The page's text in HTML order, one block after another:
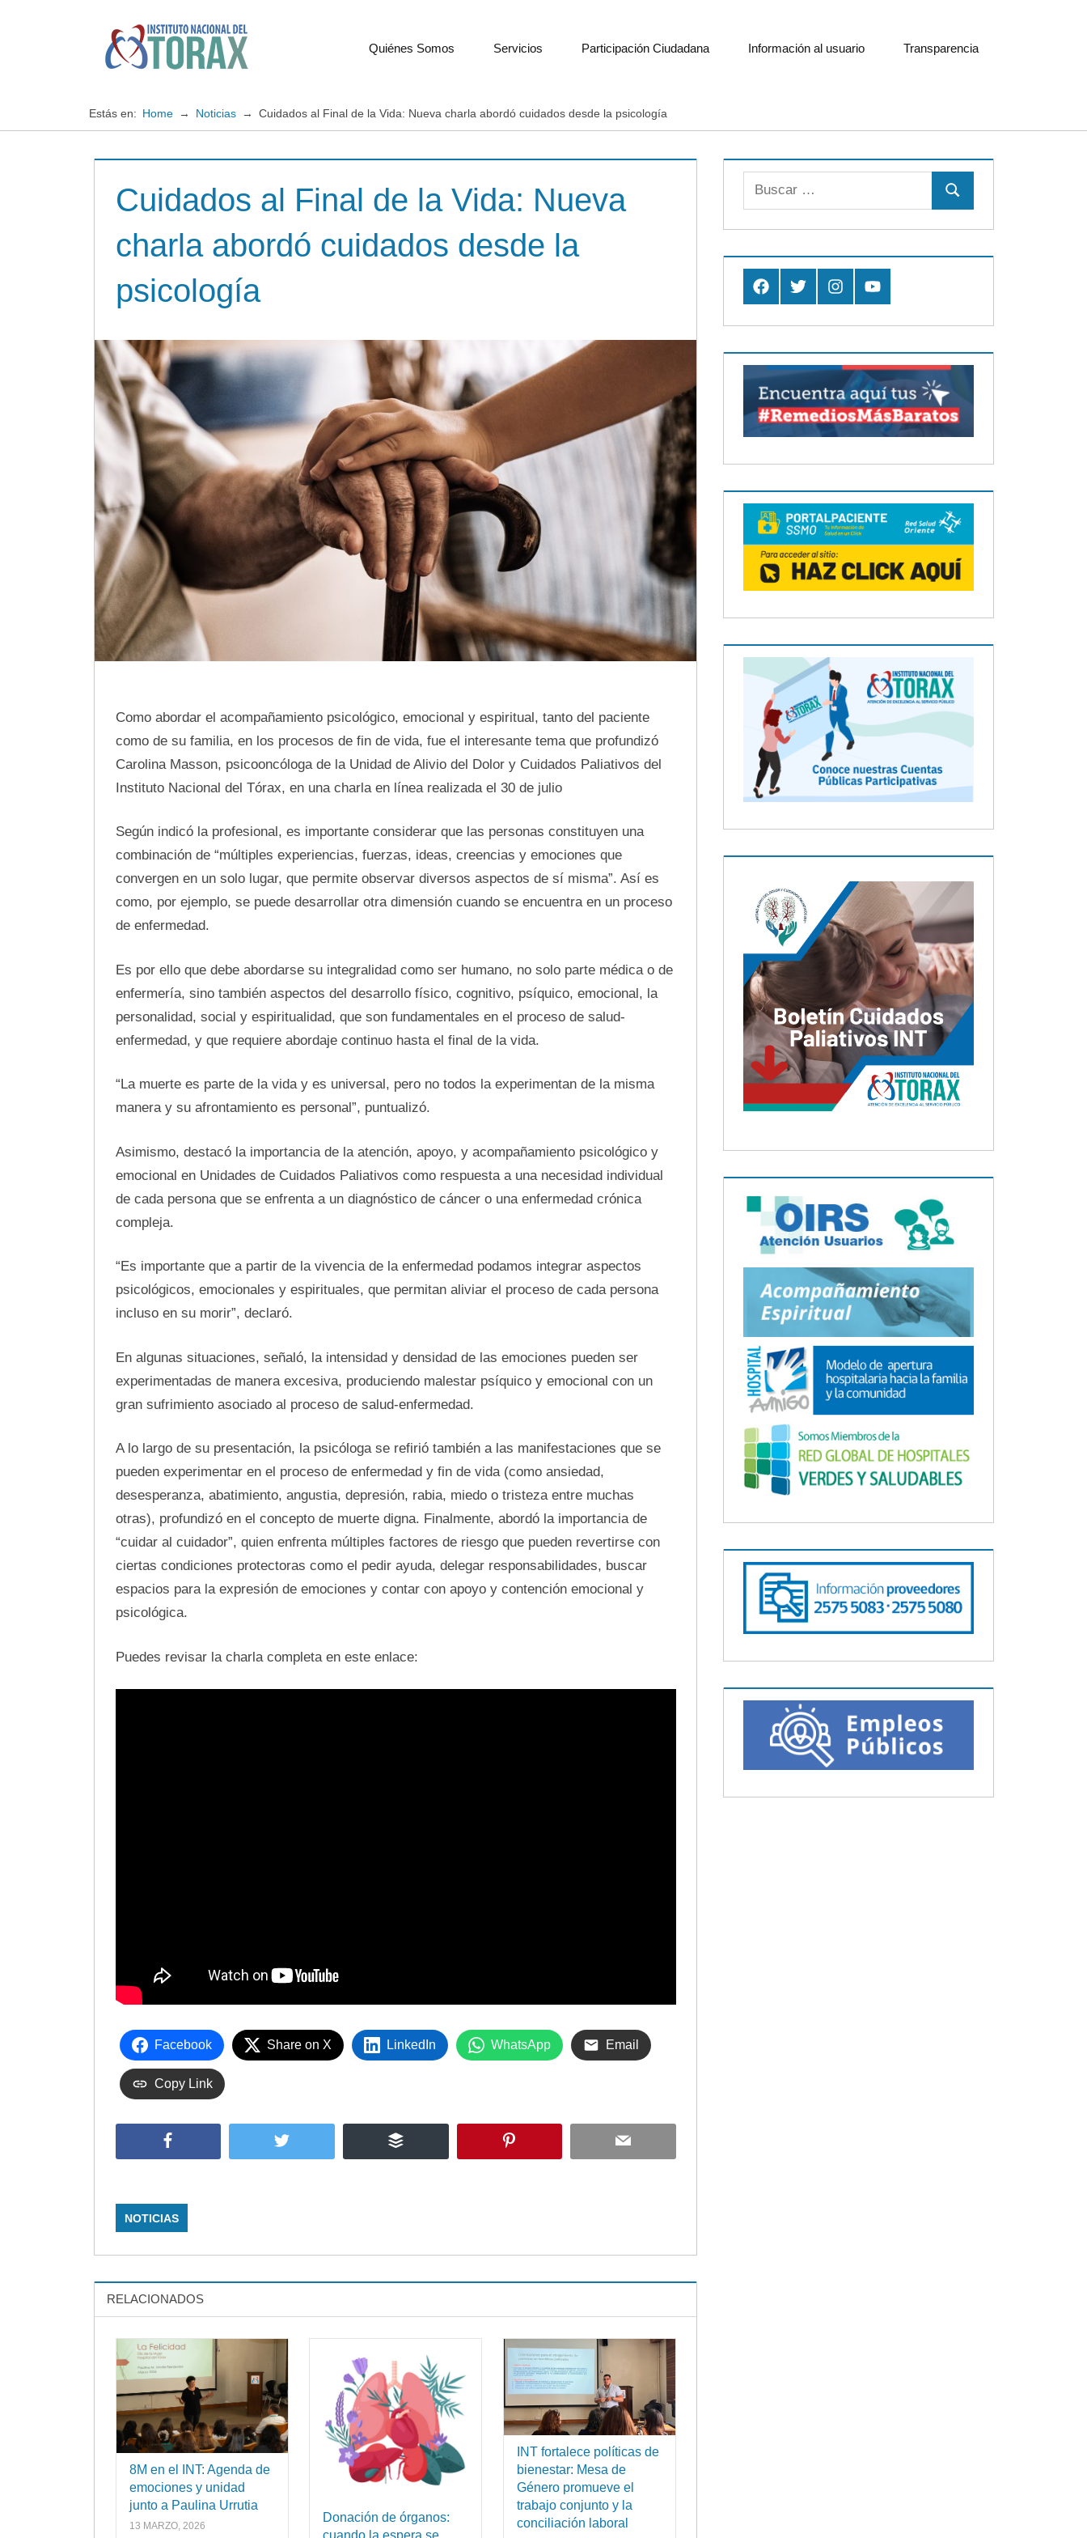
Instituto
Nacional
del
TORAX
Especialistas
cardiopulmonares
Quiénes Somos Servicios Participación Ciudadana Información al usuario Transparencia
Estás en: Home Noticias Cuidados al Final de la Vida: Nueva charla abordó cuidados desde la psicología
Cuidados al Final de la Vida: Nueva
charla abordó cuidados desde la
psicología
Como abordar el acompañamiento psicológico, emocional y espiritual, tanto del paciente
como de su familia, en los procesos de fin de vida, fue el interesante tema que profundizó
Carolina Masson, psicooncóloga de la Unidad de Alivio del Dolor y Cuidados Paliativos del
Instituto Nacional del Tórax, en una charla en línea realizada el 30 de julio
Según indicó la profesional, es importante considerar que las personas constituyen una
combinación de “múltiples experiencias, fuerzas, ideas, creencias y emociones que
convergen en un solo lugar, que permite observar diversos aspectos de sí misma”. Así es
como, por ejemplo, se puede desarrollar otra dimensión cuando se encuentra en un proceso
de enfermedad.
Es por ello que debe abordarse su integralidad como ser humano, no solo parte médica o de
enfermería, sino también aspectos del desarrollo físico, cognitivo, psíquico, emocional, la
personalidad, social y espiritualidad, que son fundamentales en el proceso de salud-
enfermedad, y que requiere abordaje continuo hasta el final de la vida.
“La muerte es parte de la vida y es universal, pero no todos la experimentan de la misma
manera y su afrontamiento es personal”, puntualizó.
Asimismo, destacó la importancia de la atención, apoyo, y acompañamiento psicológico y
emocional en Unidades de Cuidados Paliativos como respuesta a una necesidad individual
de cada persona que se enfrenta a un diagnóstico de cáncer o una enfermedad crónica
compleja.
“Es importante que a partir de la vivencia de la enfermedad podamos integrar aspectos
psicológicos, emocionales y espirituales, que permitan aliviar el proceso de cada persona
incluso en su morir”, declaró.
En algunas situaciones, señaló, la intensidad y densidad de las emociones pueden ser
experimentadas de manera excesiva, produciendo malestar psíquico y emocional con un
gran sufrimiento asociado al proceso de salud-enfermedad.
A lo largo de su presentación, la psicóloga se refirió también a las manifestaciones que se
pueden experimentar en el proceso de enfermedad y fin de vida (como ansiedad,
desesperanza, abatimiento, angustia, depresión, rabia, miedo o tristeza entre muchas
otras), profundizó en el concepto de muerte digna. Finalmente, abordó la importancia de
“cuidar al cuidador”, quien enfrenta múltiples factores de riesgo que pueden revertirse con
ciertas condiciones protectoras como el pedir ayuda, delegar responsabilidades, buscar
espacios para la expresión de emociones y contar con apoyo y contención emocional y
psicológica.
Puedes revisar la charla completa en este enlace:
Facebook Share on X LinkedIn WhatsApp Email
Copy Link
Twitter Buffer Email
NOTICIAS
RELACIONADOS
8M en el INT: Agenda de
emociones y unidad
junto a Paulina Urrutia
13 MARZO, 2026
Donación de órganos:
cuando la espera se
INT fortalece políticas de
bienestar: Mesa de
Género promueve el
trabajo conjunto y la
conciliación laboral
Buscar:
Buscar
FacebookTwitter InstagramYoutube